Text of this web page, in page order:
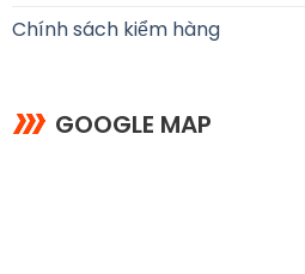
Chính sách kiểm hàng
GOOGLE MAP